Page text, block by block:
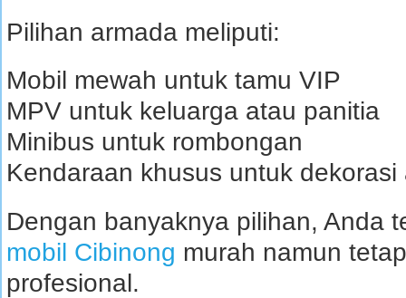
Pilihan armada meliputi:
Mobil mewah untuk tamu VIP
MPV untuk keluarga atau panitia
Minibus untuk rombongan
Kendaraan khusus untuk dekorasi
Dengan banyaknya pilihan, Anda
mobil Cibinong murah namun
profesional.